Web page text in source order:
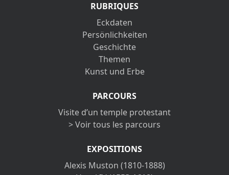
RUBRIQUES
Eckdaten
Persönlichkeiten
Geschichte
Themen
Kunst und Erbe
PARCOURS
Visite d’un temple protestant
> Voir tous les parcours
EXPOSITIONS
Alexis Muston (1810-1888)